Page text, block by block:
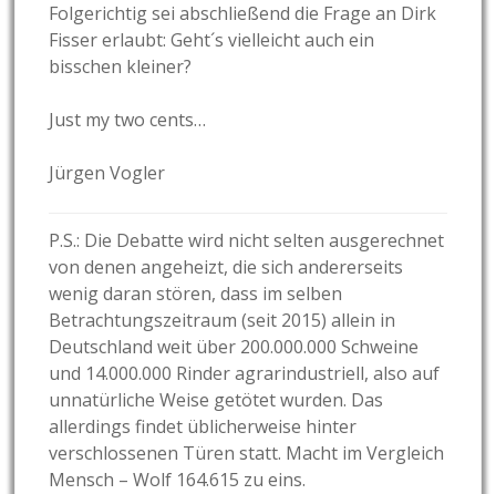
Folgerichtig sei abschließend die Frage an Dirk
Fisser erlaubt: Geht´s vielleicht auch ein
bisschen kleiner?
Just my two cents…
Jürgen Vogler
P.S.: Die Debatte wird nicht selten ausgerechnet
von denen angeheizt, die sich andererseits
wenig daran stören, dass im selben
Betrachtungszeitraum (seit 2015) allein in
Deutschland weit über 200.000.000 Schweine
und 14.000.000 Rinder agrarindustriell, also auf
unnatürliche Weise getötet wurden. Das
allerdings findet üblicherweise hinter
verschlossenen Türen statt. Macht im Vergleich
Mensch – Wolf 164.615 zu eins.